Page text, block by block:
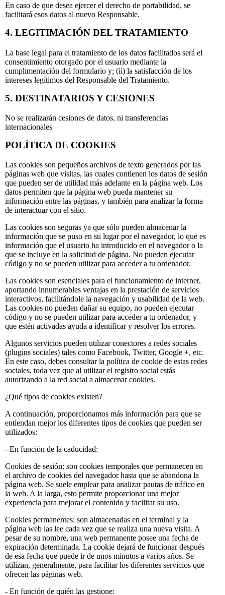
En caso de que desea ejercer el derecho de portabilidad, se
facilitará esos datos al nuevo Responsable.
4. LEGITIMACIÓN DEL TRATAMIENTO
La base legal para el tratamiento de los datos facilitados será el
consentimiento otorgado por el usuario mediante la
cumplimentación del formulario y; (ii) la satisfacción de los
intereses legítimos del Responsable del Tratamiento.
5. DESTINATARIOS Y CESIONES
No se realizarán cesiones de datos, ni transferencias
internacionales
POLÍTICA DE COOKIES
Las cookies son pequeños archivos de texto generados por las
páginas web que visitas, las cuales contienen los datos de sesión
que pueden ser de utilidad más adelante en la página web. Los
datos permiten que la página web pueda mantener su
información entre las páginas, y también para analizar la forma
de interactuar con el sitio.
Las cookies son seguras ya que sólo pueden almacenar la
información que se puso en su lugar por el navegador, lo que es
información que el usuario ha introducido en el navegador o la
que se incluye en la solicitud de página. No pueden ejecutar
código y no se pueden utilizar para acceder a tu ordenador.
Las cookies son esenciales para el funcionamiento de internet,
aportando innumerables ventajas en la prestación de servicios
interactivos, facilitándole la navegación y usabilidad de la web.
Las cookies no pueden dañar su equipo, no pueden ejecutar
código y no se pueden utilizar para acceder a tu ordenador, y
que estén activadas ayuda a identificar y resolver los errores.
Algunos servicios pueden utilizar conectores a redes sociales
(plugins sociales) tales como Facebook, Twitter, Google +, etc.
En este caso, debes consultar la política de cookie de estas redes
sociales, toda vez que al utilizar el registro social estás
autorizando a la red social a almacenar cookies.
¿Qué tipos de cookies existen?
A continuación, proporcionamos más información para que se
entiendan mejor los diferentes tipos de cookies que pueden ser
utilizados:
- En función de la caducidad:
Cookies de sesión: son cookies temporales que permanecen en
el archivo de cookies del navegador hasta que se abandona la
página web. Se suele emplear para analizar pautas de tráfico en
la web. A la larga, esto permite proporcionar una mejor
experiencia para mejorar el contenido y facilitar su uso.
Cookies permanentes: son almacenadas en el terminal y la
página web las lee cada vez que se realiza una nueva visita. A
pesar de su nombre, una web permanente posee una fecha de
expiración determinada. La cookie dejará de funcionar después
de esa fecha que puede ir de unos minutos a varios años. Se
utilizan, generalmente, para facilitar los diferentes servicios que
ofrecen las páginas web.
- En función de quién las gestione: